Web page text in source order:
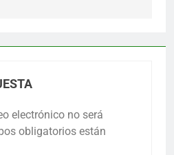
electrónico no será
obligatorios están